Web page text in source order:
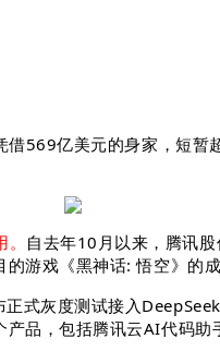
569亿美元的身家，短暂
自去年10月以来，腾讯股
游戏《黑神话: 悟空》的
式灰度测试接入
品，包括腾讯云AI代码